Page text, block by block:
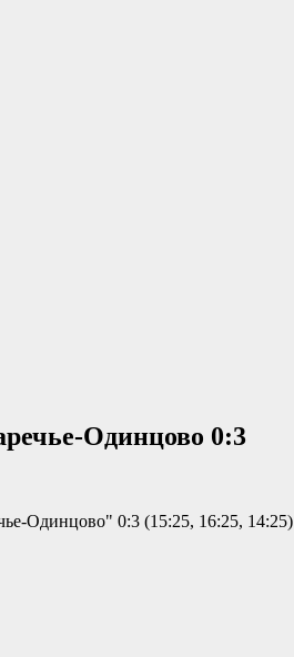
Одинцово 0:3
Одинцово" 0:3 (15:25, 16:25, 14:25)